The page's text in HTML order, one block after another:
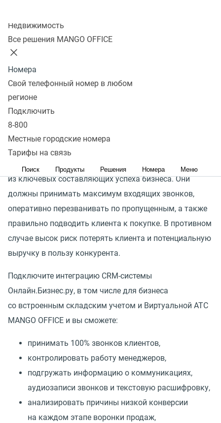
Недвижимость
Все решения MANGO OFFICE
Номера
Свой телефонный номер в любом
регионе
Подключить
8-800
Местные городские номера
Тарифы на связь
Поиск Продукты Решения Номера Меню
на 23%
на 17%
на 9,8%рост среднего чека*
из ключевых составляющих успеха бизнеса. Они
должны принимать максимум входящих звонков,
оперативно перезванивать по пропущенным, а также
правильно подводить клиента к покупке. В противном
случае высок риск потерять клиента и потенциальную
выручку в пользу конкурента.
Подключите интеграцию CRM-системы
Онлайн.Бизнес.ру, в том числе для бизнеса
со встроенным складским учетом и Виртуальной АТС
MANGO OFFICE и вы сможете:
принимать 100% звонков клиентов,
контролировать работу менеджеров,
подгружать информацию о коммуникациях,
аудиозаписи звонков и текстовую расшифровку,
анализировать причины низкой конверсии
на каждом этапе воронки продаж,